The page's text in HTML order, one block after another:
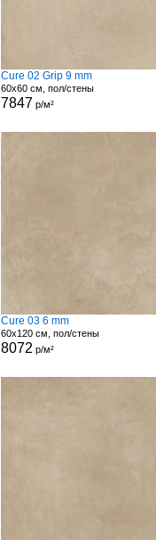
Cure 02 Grip 9 mm
60x60 см, пол/стены
7847 р/м²
Cure 03 6 mm
60x120 см, пол/стены
8072 р/м²